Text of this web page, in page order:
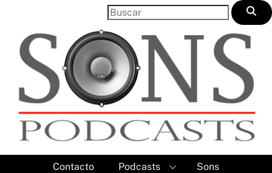
content
Contacto Podcasts Sons